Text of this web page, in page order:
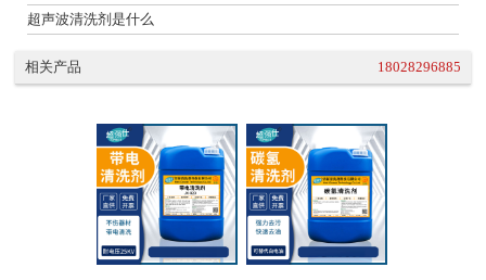
超声波清洗剂是什么
相关产品 18028296885